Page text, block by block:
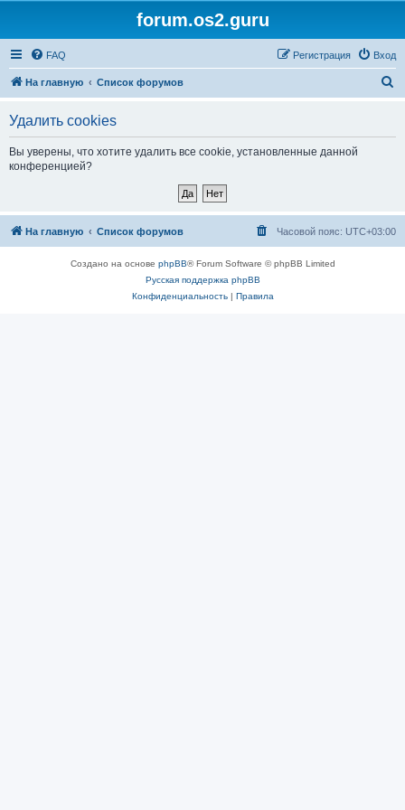
forum.os2.guru
FAQ Вход
Регистрация
На главную Список форумов
Удалить cookies
Вы уверены, что хотите удалить все cookie, установленные данной
конференцией?
На главную Список форумов Часовой пояс: UTC+03:00
Создано на основе phpBB® Forum Software © phpBB Limited
Русская поддержка phpBB
Конфиденциальность| Правила